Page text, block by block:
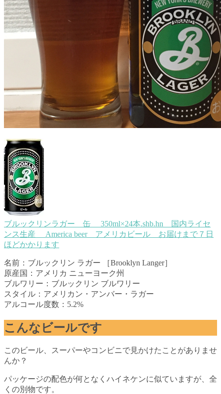
ブルックリンラガー 缶 350ml×24本.shb.hn 国内ライセ
ンス生産 America beer アメリカビール お届けまで７日
ほどかかります
名前：ブルックリン ラガー ［Brooklyn Langer］
原産国：アメリカ ニューヨーク州
ブルワリー：ブルックリン ブルワリー
スタイル：アメリカン・アンバー・ラガー
アルコール度数：5.2%
こんなビールです
このビール、スーパーやコンビニで見かけたことがありませ
んか？
パッケージの配色が何となくハイネケンに似ていますが、全
くの別物です。